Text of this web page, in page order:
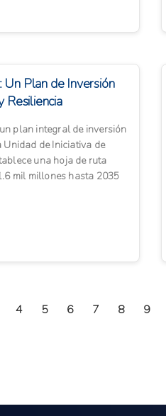
Plan de Inversión
Resiliencia
plan integral de inversión
de Iniciativa de
una hoja de ruta
mil millones hasta 2035
4 5 6 7 8 9